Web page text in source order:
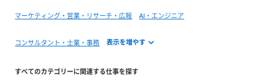
マーケティング・営業・リサーチ・広報 AI・エンジニア
コンサルタント・士業・事務
すべてのカテゴリーに関連する仕事を探す